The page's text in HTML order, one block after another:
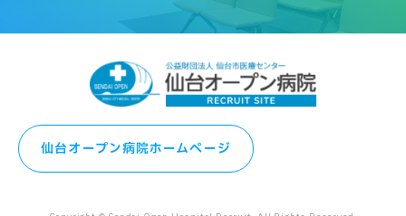
仙台オープン病院ホームページ